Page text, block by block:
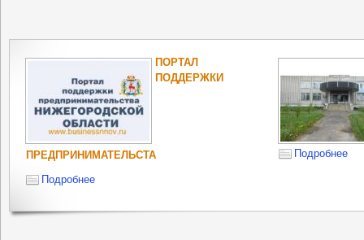
ПОРТАЛ
ПОДДЕРЖКИ
ПРЕДПРИНИМАТЕЛЬСТА
Подробнее
Подробнее